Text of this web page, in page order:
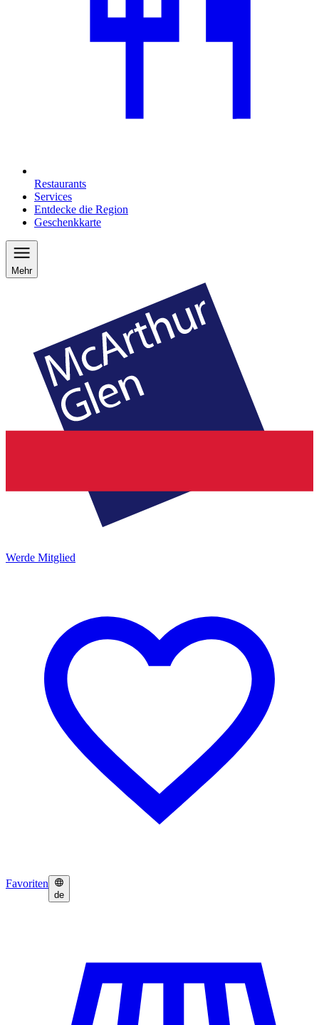
Restaurants
Services
Entdecke die Region
Geschenkkarte
Mehr
Werde Mitglied
Favoriten
de